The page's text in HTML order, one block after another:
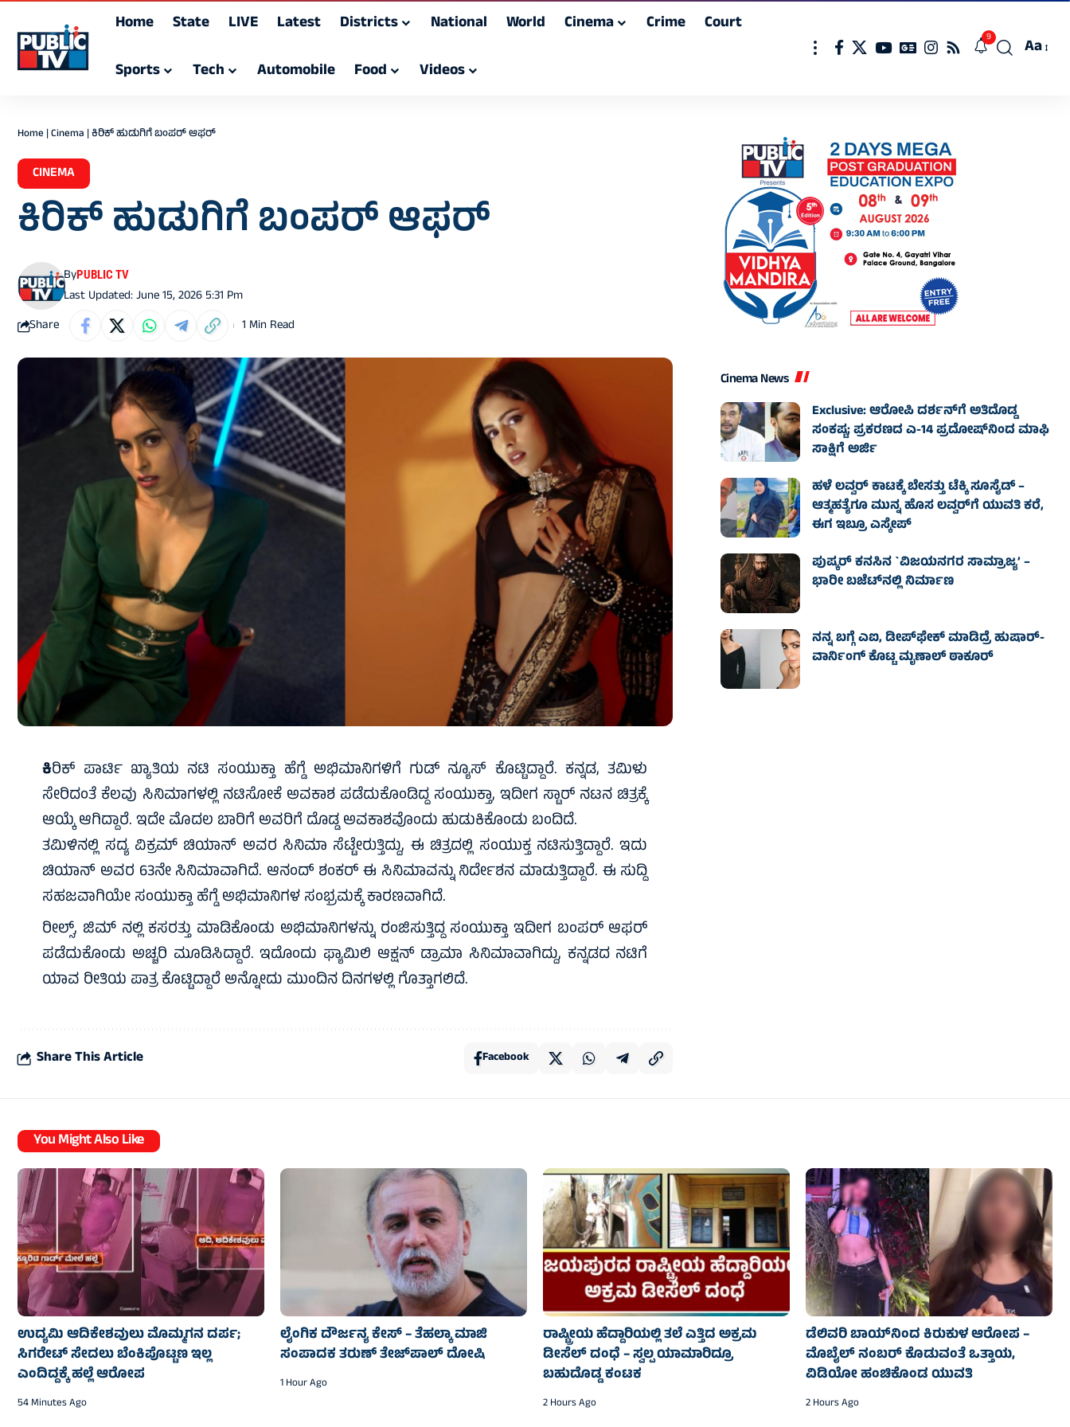
Home State LIVE Latest Districts National World Cinema Crime
Court
Sports
Tech Automobile Food Videos
9
Font
Aa
Home |Cinema |ಕಿರಿಕ್ ಹುಡುಗಿಗೆ ಬಂಪರ್ ಆಫರ್
CINEMA
ಕಿರಿಕ್ ಹುಡುಗಿಗೆ ಬಂಪರ್ ಆಫರ್
Last Updated: June 15, 2026 5:31 Pm
ByPUBLIC TV
Share 1 Min Read
ಕಿರಿಕ್ ಪಾರ್ಟಿ ಖ್ಯಾತಿಯ ನಟಿ ಸಂಯುಕ್ತಾ ಹೆಗ್ಡೆ ಅಭಿಮಾನಿಗಳಿಗೆ ಗುಡ್ ನ್ಯೂಸ್ ಕೊಟ್ಟಿದ್ದಾರೆ. ಕನ್ನಡ, ತಮಿಳು
ಸೇರಿದಂತೆ ಕೆಲವು ಸಿನಿಮಾಗಳಲ್ಲಿ ನಟಿಸೋಕೆ ಅವಕಾಶ ಪಡೆದುಕೊಂಡಿದ್ದ ಸಂಯುಕ್ತಾ, ಇದೀಗ ಸ್ಟಾರ್ ನಟನ ಚಿತ್ರಕ್ಕೆ
ಆಯ್ಕೆ ಆಗಿದ್ದಾರೆ. ಇದೇ ಮೊದಲ ಬಾರಿಗೆ ಅವರಿಗೆ ದೊಡ್ಡ ಅವಕಾಶವೊಂದು ಹುಡುಕಿಕೊಂಡು ಬಂದಿದೆ.
ತಮಿಳಿನಲ್ಲಿ ಸದ್ಯ ವಿಕ್ರಮ್ ಚಿಯಾನ್ ಅವರ ಸಿನಿಮಾ ಸೆಟ್ಟೇರುತ್ತಿದ್ದು, ಈ ಚಿತ್ರದಲ್ಲಿ ಸಂಯುಕ್ತ ನಟಿಸುತ್ತಿದ್ದಾರೆ. ಇದು
ಚಿಯಾನ್ ಅವರ 63ನೇ ಸಿನಿಮಾವಾಗಿದೆ. ಆನಂದ್ ಶಂಕರ್ ಈ ಸಿನಿಮಾವನ್ನು ನಿರ್ದೇಶನ ಮಾಡುತ್ತಿದ್ದಾರೆ. ಈ ಸುದ್ದಿ
ಸಹಜವಾಗಿಯೇ ಸಂಯುಕ್ತಾ ಹೆಗ್ಡೆ ಅಭಿಮಾನಿಗಳ ಸಂಭ್ರಮಕ್ಕೆ ಕಾರಣವಾಗಿದೆ.
ರೀಲ್ಸ್, ಜಿಮ್ ನಲ್ಲಿ ಕಸರತ್ತು ಮಾಡಿಕೊಂಡು ಅಭಿಮಾನಿಗಳನ್ನು ರಂಜಿಸುತ್ತಿದ್ದ ಸಂಯುಕ್ತಾ ಇದೀಗ ಬಂಪರ್ ಆಫರ್
ಪಡೆದುಕೊಂಡು ಅಚ್ಚರಿ ಮೂಡಿಸಿದ್ದಾರೆ. ಇದೊಂದು ಫ್ಯಾಮಿಲಿ ಆಕ್ಷನ್ ಡ್ರಾಮಾ ಸಿನಿಮಾವಾಗಿದ್ದು, ಕನ್ನಡದ ನಟಿಗೆ
ಯಾವ ರೀತಿಯ ಪಾತ್ರ ಕೊಟ್ಟಿದ್ದಾರೆ ಅನ್ನೋದು ಮುಂದಿನ ದಿನಗಳಲ್ಲಿ ಗೊತ್ತಾಗಲಿದೆ.
Share This Article Facebook
Cinema News
Exclusive: ಆರೋಪಿ ದರ್ಶನ್‌ಗೆ ಅತಿದೊಡ್ಡ
ಸಂಕಷ್ಟ; ಪ್ರಕರಣದ ಎ-14 ಪ್ರದೋಷ್‌ನಿಂದ ಮಾಫಿ
ಸಾಕ್ಷಿಗೆ ಅರ್ಜಿ
ಹಳೆ ಲವ್ವರ್‌ ಕಾಟಕ್ಕೆ ಬೇಸತ್ತು ಟೆಕ್ಕಿ ಸೂಸೈಡ್‌ –
ಆತ್ಮಹತ್ಯೆಗೂ ಮುನ್ನ ಹೊಸ ಲವ್ವರ್‌ಗೆ ಯುವತಿ ಕರೆ,
ಈಗ ಇಬ್ರೂ ಎಸ್ಕೇಪ್‌
ಪುಷ್ಕರ್ ಕನಸಿನ `ವಿಜಯನಗರ ಸಾಮ್ರಾಜ್ಯ’ –
ಭಾರೀ ಬಜೆಟ್‌ನಲ್ಲಿ ನಿರ್ಮಾಣ
ನನ್ನ ಬಗ್ಗೆ ಎಐ, ಡೀಪ್‌ಫೇಕ್ ಮಾಡಿದ್ರೆ ಹುಷಾರ್-
ವಾರ್ನಿಂಗ್ ಕೊಟ್ಟ ಮೃಣಾಲ್ ಠಾಕೂರ್
You Might Also Like
ಉದ್ಯಮಿ ಆದಿಕೇಶವುಲು ಮೊಮ್ಮಗನ ದರ್ಪ;
ಸಿಗರೇಟ್ ಸೇದಲು ಬೆಂಕಿಪೊಟ್ಟಣ ಇಲ್ಲ
ಎಂದಿದ್ದಕ್ಕೆ ಹಲ್ಲೆ ಆರೋಪ
54 Minutes Ago
ಲೈಂಗಿಕ ದೌರ್ಜನ್ಯ ಕೇಸ್‌ – ತೆಹಲ್ಕಾ ಮಾಜಿ
ಸಂಪಾದಕ ತರುಣ್ ತೇಜ್‌ಪಾಲ್ ದೋಷಿ
1 Hour Ago
ರಾಷ್ಟ್ರೀಯ ಹೆದ್ದಾರಿಯಲ್ಲಿ ತಲೆ ಎತ್ತಿದ ಅಕ್ರಮ
ಡೀಸೆಲ್ ದಂಧೆ – ಸ್ವಲ್ಪ ಯಾಮಾರಿದ್ರೂ
ಬಹುದೊಡ್ಡ ಕಂಟಕ
2 Hours Ago
ಡೆಲಿವರಿ ಬಾಯ್‌ನಿಂದ ಕಿರುಕುಳ ಆರೋಪ –
ಮೊಬೈಲ್ ನಂಬರ್ ಕೊಡುವಂತೆ ಒತ್ತಾಯ,
ವಿಡಿಯೋ ಹಂಚಿಕೊಂಡ ಯುವತಿ
2 Hours Ago